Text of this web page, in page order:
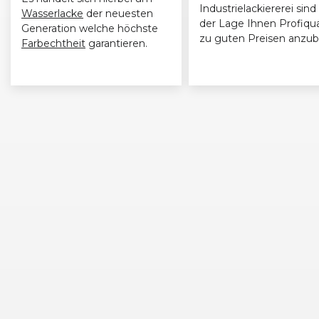
Wasserlacke der neuesten
Generation welche höchste
Farbechtheit garantieren.
Industrielackiererei sind
der Lage Ihnen
zu guten Preisen